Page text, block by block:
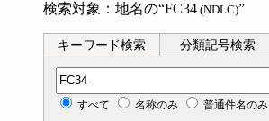
検索対象：地名の“FC34 (NDLC)”
キーワード検索 分類記号検索
分類記号検索
すべて 名称のみ 普通件名のみ